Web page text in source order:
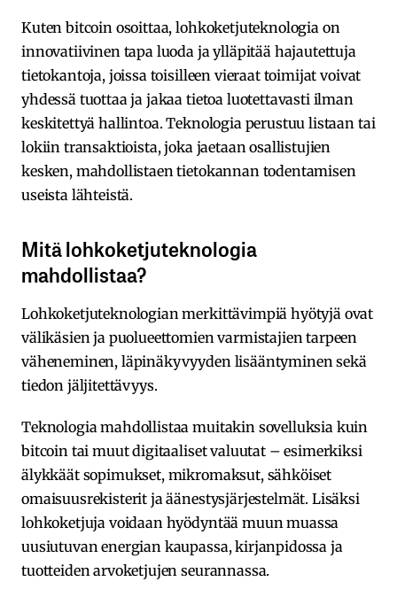
Kuten bitcoin osoittaa, lohkoketjuteknologia on
innovatiivinen tapa luoda ja ylläpitää hajautettuja
tietokantoja, joissa toisilleen vieraat toimijat voivat
yhdessä tuottaa ja jakaa tietoa luotettavasti ilman
keskitettyä hallintoa. Teknologia perustuu listaan tai
lokiin transaktioista, joka jaetaan osallistujien
kesken, mahdollistaen tietokannan todentamisen
useista lähteistä.
Mitä lohkoketjuteknologia
mahdollistaa?
Lohkoketjuteknologian merkittävimpiä hyötyjä ovat
välikäsien ja puolueettomien varmistajien tarpeen
väheneminen, läpinäkyvyyden lisääntyminen sekä
tiedon jäljitettävyys.
Teknologia mahdollistaa muitakin sovelluksia kuin
bitcoin tai muut digitaaliset valuutat – esimerkiksi
älykkäät sopimukset, mikromaksut, sähköiset
omaisuusrekisterit ja äänestysjärjestelmät. Lisäksi
lohkoketjuja voidaan hyödyntää muun muassa
uusiutuvan energian kaupassa, kirjanpidossa ja
tuotteiden arvoketjujen seurannassa.